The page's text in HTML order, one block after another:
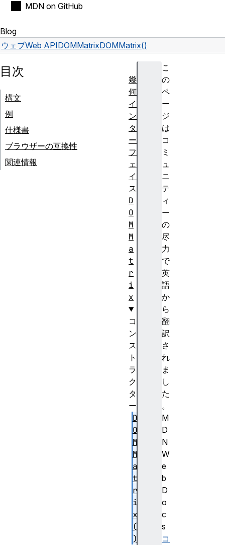
MDN on GitHub
Blog
ウェブWeb APIDOMMatrixDOMMatrix()
こ
の
ペ
ー
ジ
は
コ
ミ
ュ
ニ
テ
ィ
ー
の
尽
力
で
英
語
か
ら
翻
訳
さ
れ
ま
し
た
。
M
D
N
W
e
b
D
o
c
s
コ
目次
構文
例
仕様書
ブラウザーの互換性
関連情報
幾
何
イ
ン
タ
ー
フ
ェ
イ
ス
D
O
M
M
a
t
r
i
x
コ
ン
ス
ト
ラ
ク
タ
ー
D
O
M
M
a
t
r
i
x
(
)